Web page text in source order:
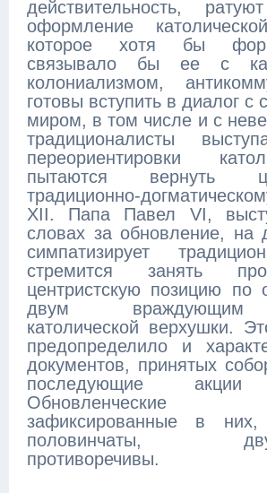
действительность,
оформление
которое хотя бы
связывало бы ее с
колониализмом,
готовы вступить в диалог
миром, в том числе и с
традиционалисты
переориентировки
пытаются вернуть
традиционно-
XII. Папа Павел VI,
словах за обновление, на
симпатизирует
стремится занять
центристскую позицию по
двум враждующим
католической верхушки.
предопределило и
документов, принятых
последующие акции
Обновленческие
зафиксированные в
половинчаты,
противоречивы.